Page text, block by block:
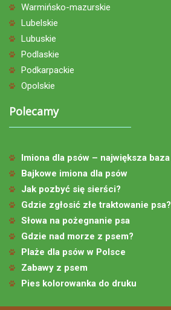
Warmińsko-mazurskie
Lubelskie
Lubuskie
Podlaskie
Podkarpackie
Opolskie
Polecamy
Imiona dla psów – największa baza
Bajkowe imiona dla psów
Jak pozbyć się sierści?
Gdzie zgłosić złe traktowanie psa?
Słowa na pożegnanie psa
Gdzie nad morze z psem?
Plaże dla psów w Polsce
Zabawy z psem
Pies kolorowanka do druku